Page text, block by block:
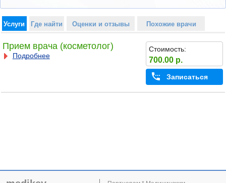
Услуги Где найти Оценки и отзывы Похожие врачи
Прием врача (косметолог)
Подробнее
Стоимость:
700.00 р.
Записаться